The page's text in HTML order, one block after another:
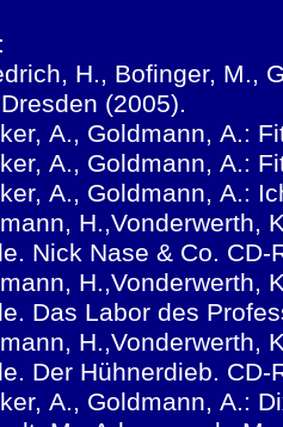
H., Bofinger, M.,
(2005).
A., Goldmann, A.:
A., Goldmann, A.:
A., Goldmann, A.:
H.,Vonderwerth,
Nick Nase & Co. CD-
H.,Vonderwerth,
Das Labor des
H.,Vonderwerth,
Der Hühnerdieb. CD-
A., Goldmann, A.: